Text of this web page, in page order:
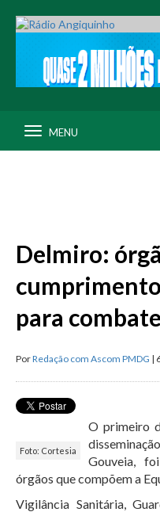
MENU
Delmiro:
para
PorRedação com Ascom PMDG |
Foto: Cortesia
O primeiro
Gouveia,
órgãos que compõem a
Vigilância Sanitária,